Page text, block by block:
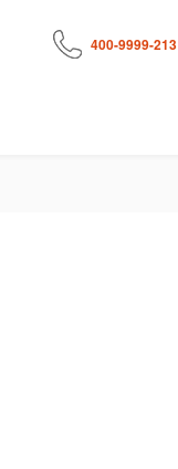
400-9999-213